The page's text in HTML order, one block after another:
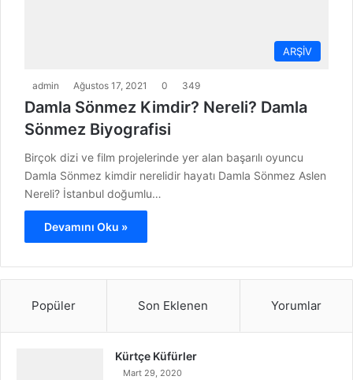
ARŞİV
admin Ağustos 17, 2021 0 349
Damla Sönmez Kimdir? Nereli? Damla
Sönmez Biyografisi
Birçok dizi ve film projelerinde yer alan başarılı oyuncu
Damla Sönmez kimdir nerelidir hayatı Damla Sönmez Aslen
Nereli? İstanbul doğumlu…
Devamını Oku »
Popüler Son Eklenen Yorumlar
Kürtçe Küfürler
Mart 29, 2020